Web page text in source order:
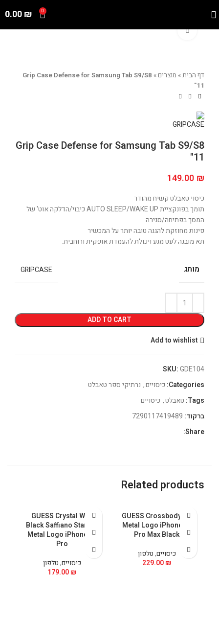
0
0.00₪
Click to enlarge
דף הבית» מוצרים»
Grip Case Defense for Samsung Tab S9/S8
11"
Grip Case Defense for Samsung Tab S9/S8
11"
149.00 ₪
כיסוי טאבלט קשיח מהודר
תומך בפונקציית AUTO SLEEP/WAKE UP כיבוי/הדלקה אוט' של
המסך בפתיחה/סגירה
פינות מחוזקת להגנה טובה יותר על המכשיר
תא מובנה לעט מגע ויכולת להעמדת אופקית ורוחבית.
מותג GRIPCASE
ADD TO CART
Add to wishlist
SKU:GDE104
Categories: כיסויים, נרתיקי ספר טאבלט
Tags: טאבלט, כיסויים
ברקוד:
Share:
Related products
GUESS Crossbody PU
Metal Logo iPhone 15
Pro Max Black
כיסויים,טלפון
229.00₪
GUESS Crystal With
Black Saffiano Stand &
Metal Logo iPhone 15
Pro
כיסויים,טלפון
179.00₪